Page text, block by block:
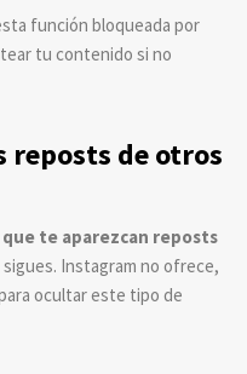
función bloqueada por
tu contenido si no
reposts de otros
te aparezcan reposts
Instagram no ofrece,
ocultar este tipo de